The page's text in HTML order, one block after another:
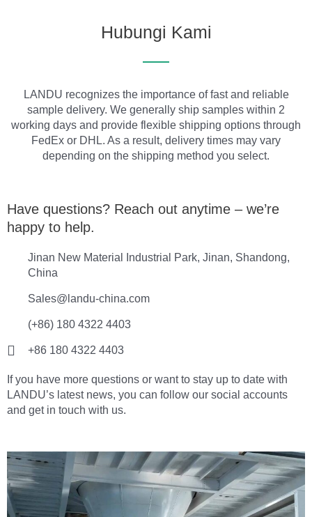
Hubungi Kami
LANDU recognizes the importance of fast and reliable
sample delivery. We generally ship samples within 2
working days and provide flexible shipping options through
FedEx or DHL. As a result, delivery times may vary
depending on the shipping method you select.
Have questions? Reach out anytime – we’re
happy to help.
Jinan New Material Industrial Park, Jinan, Shandong,
China
Sales@landu-china.com
(+86) 180 4322 4403
+86 180 4322 4403
If you have more questions or want to stay up to date with
LANDU’s latest news, you can follow our social accounts
and get in touch with us.